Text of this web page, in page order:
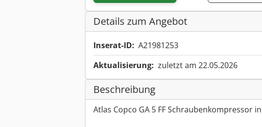
Details zum Angebot
Inserat-ID: A21981253
Aktualisierung: zuletzt am 22.05.2026
Beschreibung
Atlas Copco GA 5 FF Schraubenkompressor